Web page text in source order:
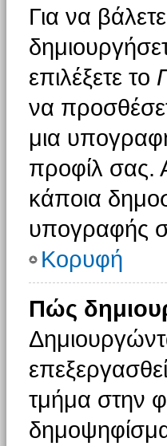
Για να
επιλέξετε το
να
μια
προφίλ σας.
κάποια
υπογραφής
Κορυφή
Πώς
τμήμα στην